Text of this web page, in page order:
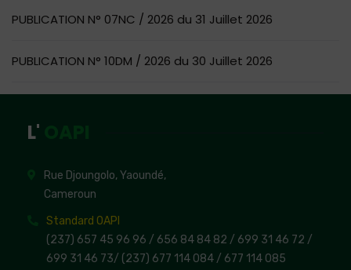
PUBLICATION N° 07NC / 2026 du 31 Juillet 2026
PUBLICATION N° 10DM / 2026 du 30 Juillet 2026
L'
Rue Djoungolo, Yaoundé,
Cameroun
Standard OAPI
(237) 657 45 96 96 / 656 84 84 82 / 699 31 46 72 /
699 31 46 73/ (237) 677 114 084 / 677 114 085